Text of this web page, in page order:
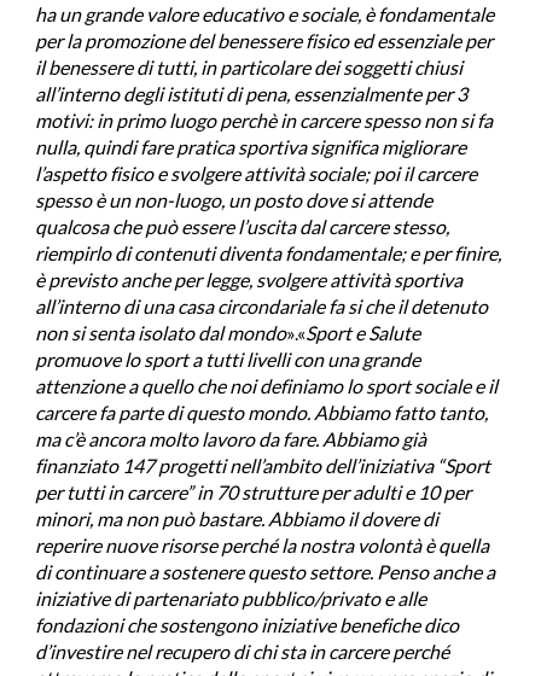
ha un grande valore educativo e sociale, è fondamentale
per la promozione del benessere fisico ed essenziale per
il benessere di tutti, in particolare dei soggetti chiusi
all’interno degli istituti di pena, essenzialmente per 3
motivi: in primo luogo perchè in carcere spesso non si fa
nulla, quindi fare pratica sportiva significa migliorare
l’aspetto fisico e svolgere attività sociale; poi il carcere
spesso è un non-luogo, un posto dove si attende
qualcosa che può essere l’uscita dal carcere stesso,
riempirlo di contenuti diventa fondamentale; e per finire,
è previsto anche per legge, svolgere attività sportiva
all’interno di una casa circondariale fa si che il detenuto
non si senta isolato dal mondo».«Sport e Salute
promuove lo sport a tutti livelli con una grande
attenzione a quello che noi definiamo lo sport sociale e il
carcere fa parte di questo mondo. Abbiamo fatto tanto,
ma c’è ancora molto lavoro da fare. Abbiamo già
finanziato 147 progetti nell’ambito dell’iniziativa “Sport
per tutti in carcere” in 70 strutture per adulti e 10 per
minori, ma non può bastare. Abbiamo il dovere di
reperire nuove risorse perché la nostra volontà è quella
di continuare a sostenere questo settore. Penso anche a
iniziative di partenariato pubblico/privato e alle
fondazioni che sostengono iniziative benefiche dico
d’investire nel recupero di chi sta in carcere perché